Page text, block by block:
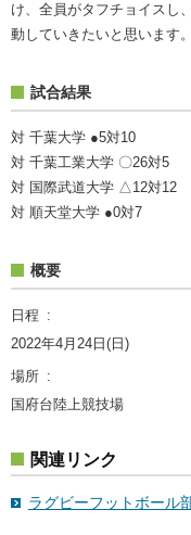
け、全員がタフチョイスし
動していきたいと思います。
試合結果
対 千葉大学 ●5対10
対 千葉工業大学 〇26対5
対 国際武道大学 △12対12
対 順天堂大学 ●0対7
概要
日程
2022年4月24日(日)
場所
国府台陸上競技場
関連リンク
ラグビーフットボール